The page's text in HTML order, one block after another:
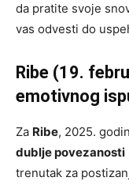
da pratite svoje
vas odvesti do
Ribe (19.
emotivnog
Za Ribe, 2025.
dublje povezanosti
trenutak za